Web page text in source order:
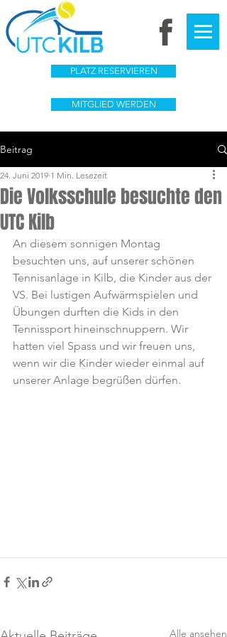
PLATZ RESERVIEREN
MITGLIED WERDEN
Beitrag
Die Volksschule besuchte den
UTC Kilb
24. Juni 2019 1 Min. Lesezeit
An diesem sonnigen Montag
besuchten uns, auf unserer schönen
Tennisanlage in Kilb, die Kinder aus der
VS. Bei lustigen Aufwärmspielen und
Übungen durften die Kids in den
Tennissport hineinschnuppern. Wir
hatten viel Spass und wir freuen uns,
wenn wir die Kinder wieder einmal auf
unserer Anlage begrüßen dürfen.
Alle ansehen